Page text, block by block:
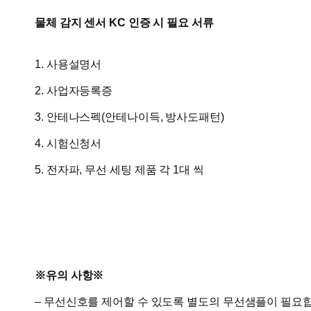
물체 감지 센서 KC 인증 시 필요 서류
1. 사용설명서
2. 사업자등록증
3. 안테나스펙(안테나이득, 방사도패턴)
4. 시험신청서
5. 전자파, 무선 세팅 제품 각 1대 씩
※유의 사항※
– 무선신호를 제어할 수 있도록 별도의 무선샘플이 필요